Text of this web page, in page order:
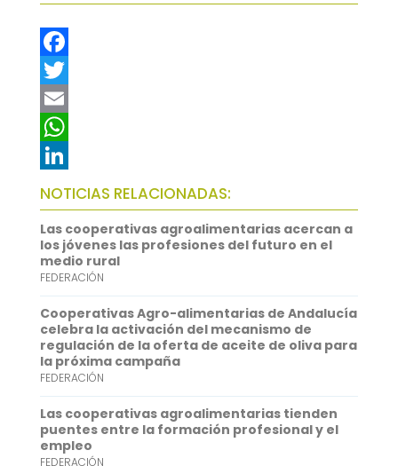
F
a
c
e
b
o
o
k
T
w
t
t
e
r
E
m
a
i
l
W
h
a
t
s
A
p
p
L
i
n
k
e
d
I
n
NOTICIAS RELACIONADAS:
Las cooperativas agroalimentarias acercan a
los jóvenes las profesiones del futuro en el
medio rural
FEDERACIÓN
Cooperativas Agro-alimentarias de Andalucía
celebra la activación del mecanismo de
regulación de la oferta de aceite de oliva para
la próxima campaña
FEDERACIÓN
Las cooperativas agroalimentarias tienden
puentes entre la formación profesional y el
empleo
FEDERACIÓN